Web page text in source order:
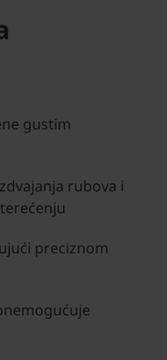
gustim
rubova i
preciznom